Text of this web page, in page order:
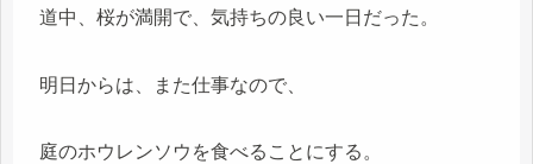
道中、桜が満開で、気持ちの良い一日だった。
明日からは、また仕事なので、
庭のホウレンソウを食べることにする。